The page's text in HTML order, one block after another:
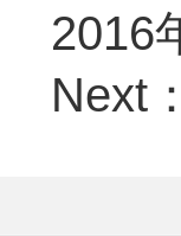
2016
Next